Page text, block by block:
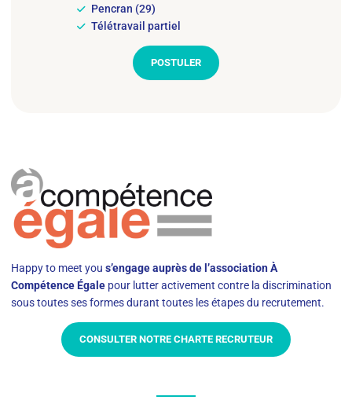
Pencran (29)
Télétravail partiel
POSTULER
Happy to meet you s’engage auprès de l’association À
Compétence Égale pour lutter activement contre la discrimination
sous toutes ses formes durant toutes les étapes du recrutement.
CONSULTER NOTRE CHARTE RECRUTEUR